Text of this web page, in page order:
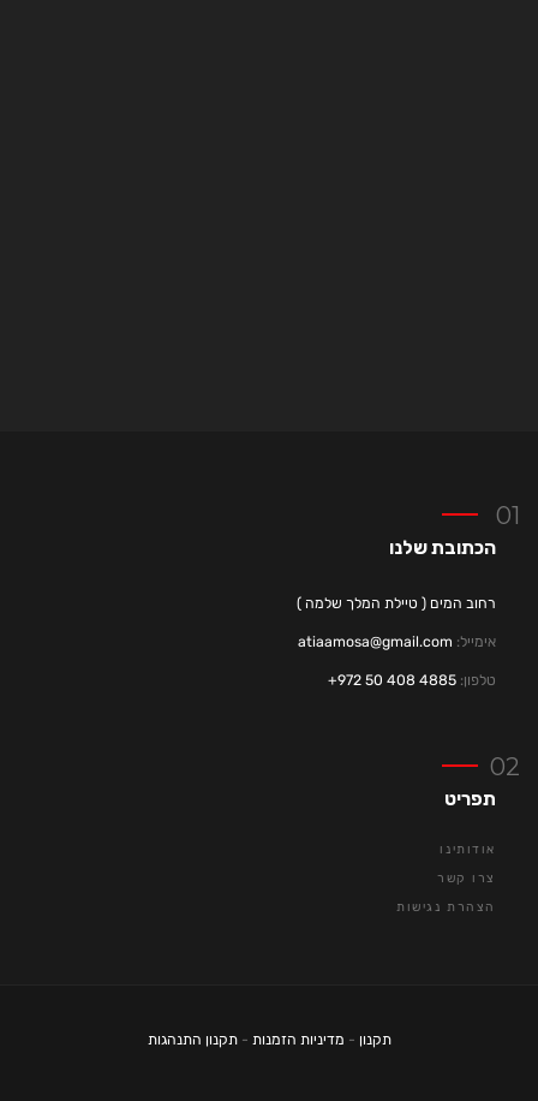
הכתובת שלנו
רחוב המים ( טיילת המלך שלמה )
אימייל: atiaamosa@gmail.com
טלפון: 4885 408 50 972+
תפריט
אודותינו
צרו קשר
הצהרת נגישות
תקנון - מדיניות הזמנות -תקנון התנהגות